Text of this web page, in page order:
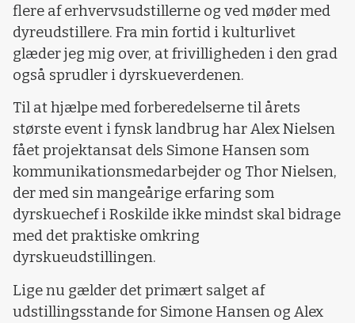
flere af erhvervsudstillerne og ved møder med
dyreudstillere. Fra min fortid i kulturlivet
glæder jeg mig over, at frivilligheden i den grad
også sprudler i dyrskueverdenen.
Til at hjælpe med forberedelserne til årets
største event i fynsk landbrug har Alex Nielsen
fået projektansat dels Simone Hansen som
kommunikationsmedarbejder og Thor Nielsen,
der med sin mangeårige erfaring som
dyrskuechef i Roskilde ikke mindst skal bidrage
med det praktiske omkring
dyrskueudstillingen.
Lige nu gælder det primært salget af
udstillingsstande for Simone Hansen og Alex